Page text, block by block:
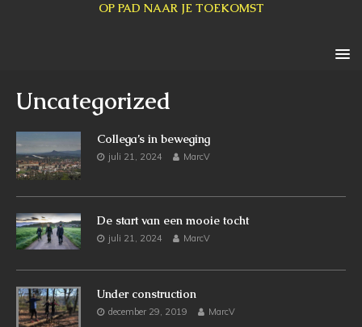
OP PAD NAAR JE TOEKOMST
Uncategorized
Collega’s in beweging
juli 21, 2024 MarcV
De start van een mooie tocht
juli 21, 2024 MarcV
Under construction
december 29, 2019 MarcV